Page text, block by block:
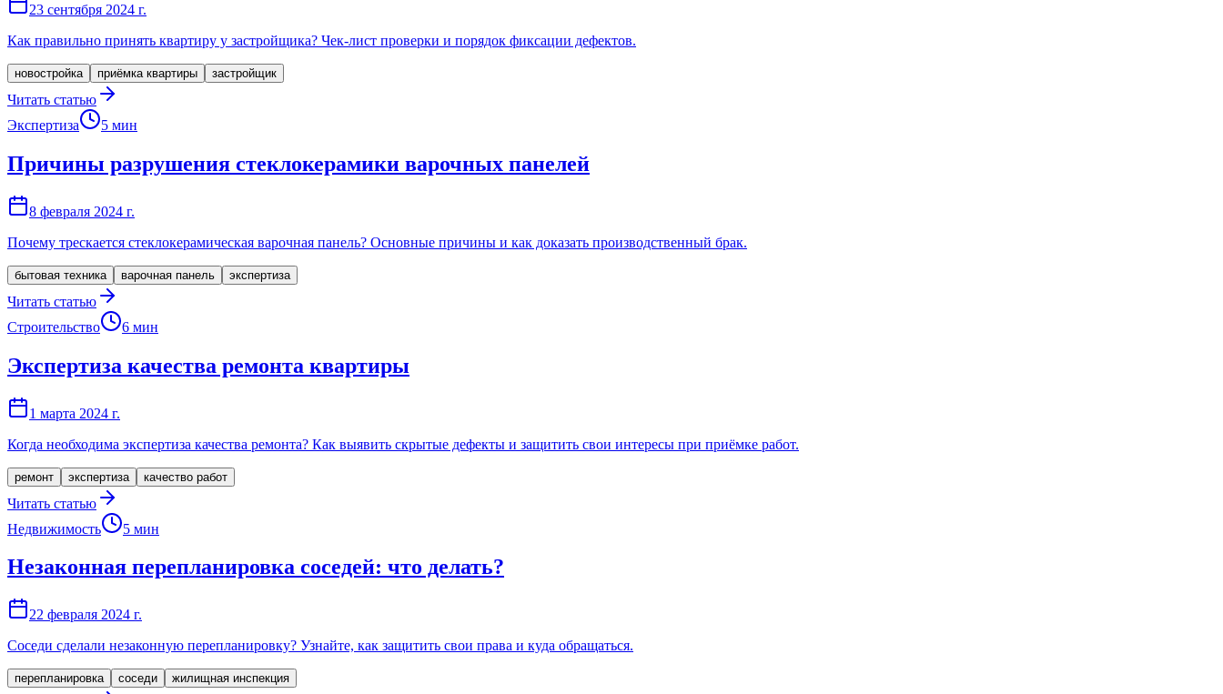
23 сентября 2024 г.
Как правильно принять квартиру у застройщика? Чек-лист проверки и порядок фиксации дефектов.
новостройка приёмка квартиры застройщик
Читать статью
Экспертиза
5 мин
Причины разрушения стеклокерамики варочных панелей
8 февраля 2024 г.
Почему трескается стеклокерамическая варочная панель? Основные причины и как доказать производственный брак.
бытовая техника варочная панель экспертиза
Читать статью
Строительство
6 мин
Экспертиза качества ремонта квартиры
1 марта 2024 г.
Когда необходима экспертиза качества ремонта? Как выявить скрытые дефекты и защитить свои интересы при приёмке работ.
ремонт экспертиза качество работ
Читать статью
Недвижимость
5 мин
Незаконная перепланировка соседей: что делать?
22 февраля 2024 г.
Соседи сделали незаконную перепланировку? Узнайте, как защитить свои права и куда обращаться.
перепланировка соседи жилищная инспекция